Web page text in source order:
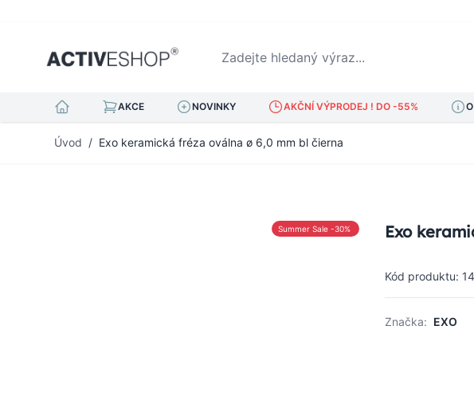
Zadejte hledaný výraz...
AKCE NOVINKY AKČNÍ VÝPRODEJ ! DO -55%
Úvod / Exo keramická fréza oválna ø 6,0 mm bl čierna
Summer Sale -30% Exo
Kód produktu:
Značka: EXO